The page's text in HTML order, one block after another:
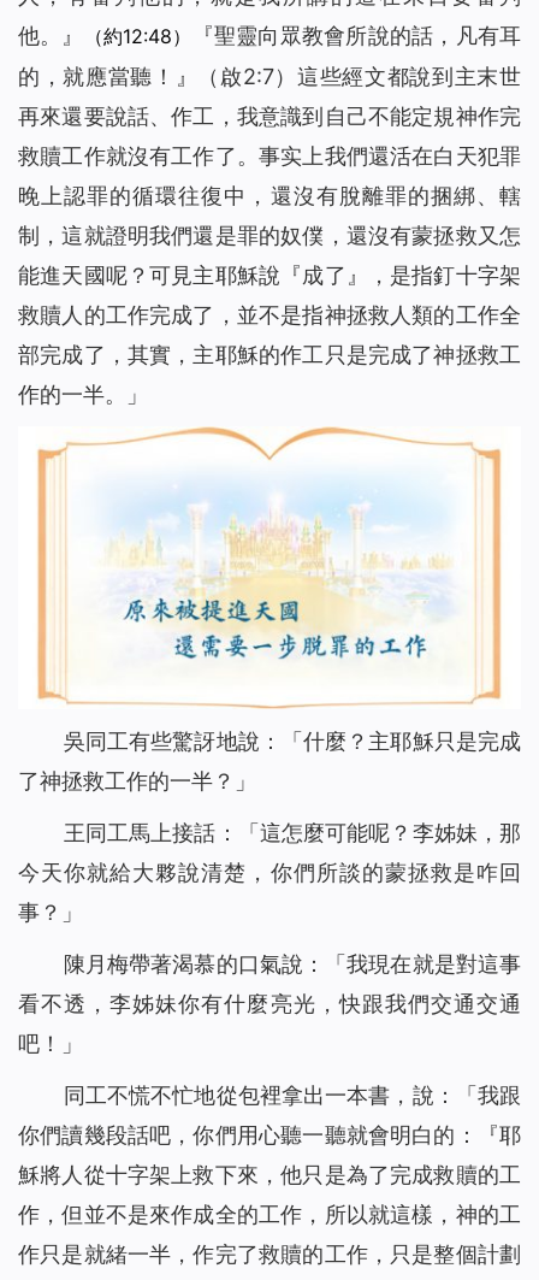
他。
』 （約12:48） 『聖靈向眾教會所說的話，凡有耳
的，就應當聽！
』（啟2:7）這些經文都說到主末世
再來還要說話、作工，我意識到自己不能定規神作完
救贖工作就沒有工作了。事实上我們還活在白天犯罪
晚上認罪的循環往復中，還沒有脫離罪的捆綁、轄
制，這就證明我們還是罪的奴僕，還沒有蒙拯救又怎
能進天國呢？可見主耶穌說『成了 』，是指釘十字架
救贖人的工作完成了，並不是指神拯救人類的工作全
部完成了，其實，主耶穌的作工只是完成了神拯救工
作的一半。」
吳同工有些驚訝地說：「什麼？主耶穌只是完成
了神拯救工作的一半？」
王同工馬上接話：「這怎麼可能呢？李姊妹，那
今天你就給大夥說清楚，你們所談的蒙拯救是咋回
事？」
陳月梅帶著渴慕的口氣說：「我現在就是對這事
看不透，李姊妹你有什麼亮光，快跟我們交通交通
吧！」
同工不慌不忙地從包裡拿出一本書，說：「我跟
你們讀幾段話吧，你們用心聽一聽就會明白的：『耶
穌將人從十字架上救下來，他只是為了完成救贖的工
作，但並不是來作成全的工作，所以就這樣，神的工
作只是就緒一半，作完了救贖的工作，只是整個計劃